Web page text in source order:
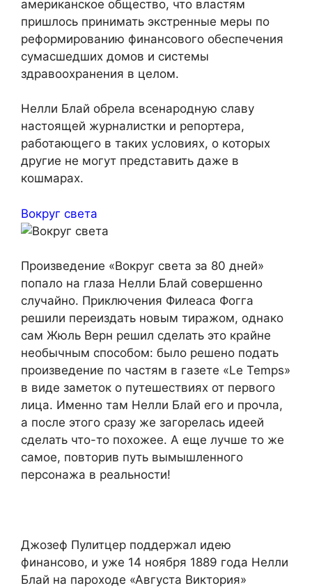
американское общество, что властям
пришлось принимать экстренные меры по
реформированию финансового обеспечения
сумасшедших домов и системы
здравоохранения в целом.
Нелли Блай обрела всенародную славу
настоящей журналистки и репортера,
работающего в таких условиях, о которых
другие не могут представить даже в
кошмарах.
Вокруг света
Произведение «Вокруг света за 80 дней»
попало на глаза Нелли Блай совершенно
случайно. Приключения Филеаса Фогга
решили переиздать новым тиражом, однако
сам Жюль Верн решил сделать это крайне
необычным способом: было решено подать
произведение по частям в газете «Le Temps»
в виде заметок о путешествиях от первого
лица. Именно там Нелли Блай его и прочла,
а после этого сразу же загорелась идеей
сделать что-то похожее. А еще лучше то же
самое, повторив путь вымышленного
персонажа в реальности!
Джозеф Пулитцер поддержал идею
финансово, и уже 14 ноября 1889 года Нелли
Блай на пароходе «Августа Виктория»